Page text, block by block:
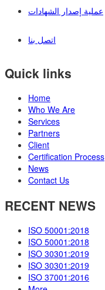
عملية إصدار الشهادات
اتصل بنا
Quick links
Home
Who We Are
Services
Partners
Client
Certification Process
News
Contact Us
RECENT NEWS
ISO 50001:2018
ISO 50001:2018
ISO 30301:2019
ISO 30301:2019
ISO 37001:2016